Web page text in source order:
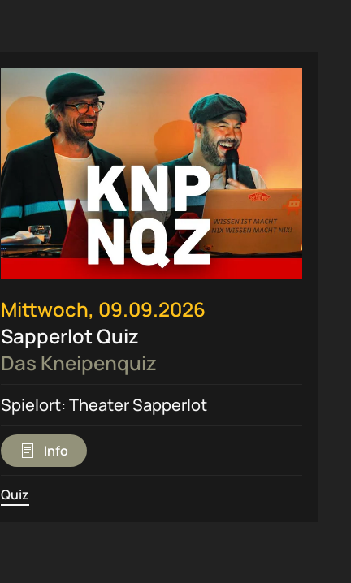
Mittwoch, 09.09.2026
Sapperlot Quiz
Das Kneipenquiz
Spielort: Theater Sapperlot
Info
Quiz